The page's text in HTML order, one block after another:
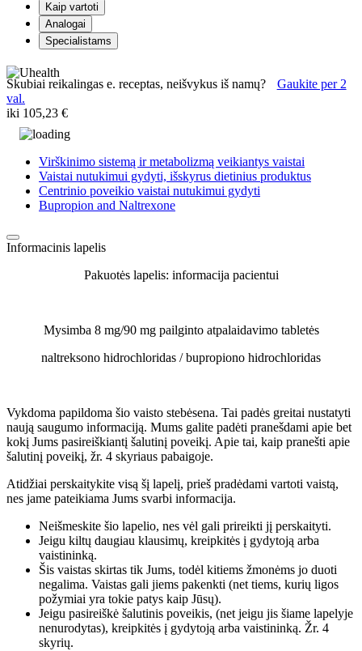
Kaip vartoti
Analogai
Specialistams
Skubiai reikalingas e. receptas, neišvykus iš namų?
Gaukite per 2
val.
iki 105,23 €
Virškinimo sistemą ir metabolizmą veikiantys vaistai
Vaistai nutukimui gydyti, išskyrus dietinius produktus
Centrinio poveikio vaistai nutukimui gydyti
Bupropion and Naltrexone
Informacinis lapelis
Pakuotės lapelis: informacija pacientui
Mysimba 8 mg/90 mg pailginto atpalaidavimo tabletės
naltreksono hidrochloridas / bupropiono hidrochloridas
Vykdoma papildoma šio vaisto stebėsena. Tai padės greitai nustatyti
naują saugumo informaciją. Mums galite padėti pranešdami apie bet
kokį Jums pasireiškiantį šalutinį poveikį. Apie tai, kaip pranešti apie
šalutinį poveikį, žr. 4 skyriaus pabaigoje.
Atidžiai perskaitykite visą šį lapelį, prieš pradėdami vartoti vaistą,
nes jame pateikiama Jums svarbi informacija.
Neišmeskite šio lapelio, nes vėl gali prireikti jį perskaityti.
Jeigu kiltų daugiau klausimų, kreipkitės į gydytoją arba
vaistininką.
Šis vaistas skirtas tik Jums, todėl kitiems žmonėms jo duoti
negalima. Vaistas gali jiems pakenkti (net tiems, kurių ligos
požymiai yra tokie patys kaip Jūsų).
Jeigu pasireiškė šalutinis poveikis, (net jeigu jis šiame lapelyje
nenurodytas), kreipkitės į gydytoją arba vaistininką. Žr. 4
skyrių.